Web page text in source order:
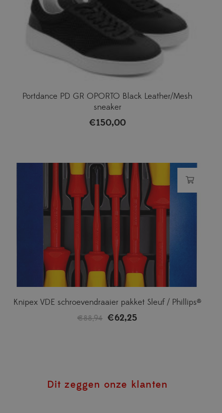
Portdance PD GR OPORTO Black Leather/Mesh
sneaker
€150,00
Knipex VDE schroevendraaier pakket Sleuf / Phillips®
€88,94 Oorspronkelijke
€62,25
Dit zeggen onze klanten